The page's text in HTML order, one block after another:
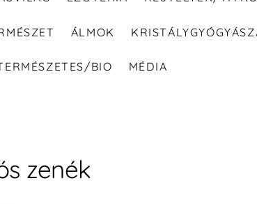
ÁLMOK
BIO MÉDIA
zenék